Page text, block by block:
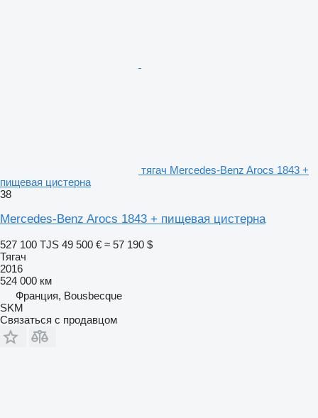
тягач Mercedes-Benz Arocs 1843 +
пищевая цистерна
38
Mercedes-Benz Arocs 1843 + пищевая цистерна
527 100 TJS 49 500 € ≈ 57 190 $
Тягач
2016
524 000 км
Франция, Bousbecque
SKM
Связаться с продавцом